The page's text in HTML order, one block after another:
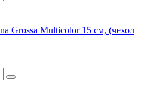
Grossa Multicolor 15 см, (чехол